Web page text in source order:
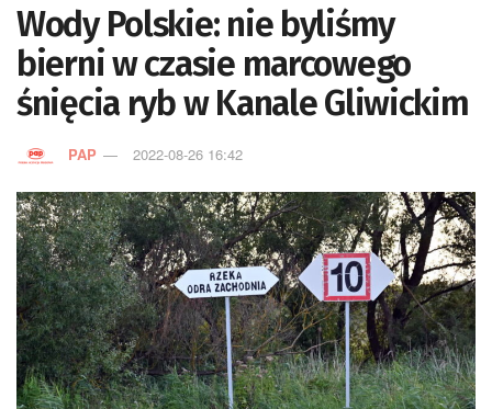
Wody Polskie: nie byliśmy
bierni w czasie marcowego
śnięcia ryb w Kanale Gliwickim
PAP 2022-08-26 16:42